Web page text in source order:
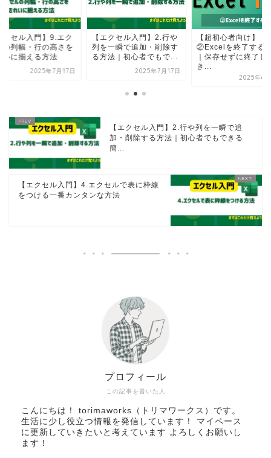
クセル入門】9.エク
の列幅・行の高さを
いに揃える方法
2025年7月17日
【エクセル入門】2.行や
列を一瞬で追加・削除す
る方法｜初心者でもで...
2025年7月17日
【超初心者向け】
②Excelを終了する
｜保存せずに終了し
き...
2025年6
【エクセル入門】2.行や列を一瞬で追
加・削除する方法｜初心者でもできる
簡...
【エクセル入門】4.エクセルで表に枠線
をつける一番カンタンな方法
この記事を書いた人
プロフィール
こんにちは！ torimaworks（トリマワークス）です。
生活に少し役立つ情報を発信しています！ マイペース
に更新していきたいと考えています よろしくお願いし
ます！